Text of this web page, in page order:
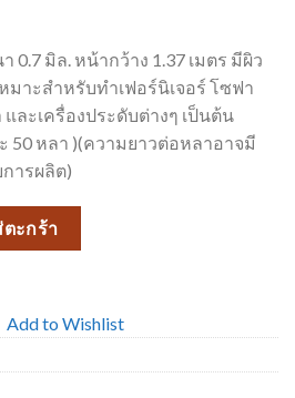
0.7 มิล. หน้ากว้าง 1.37 เมตร มีผิว
มาะสำหรับทำเฟอร์นิเจอร์ โซฟา
และเครื่องประดับต่างๆ เป็นต้น
50 หลา )(ความยาวต่อหลาอาจมี
ารผลิต)
ะกร้า
Add to Wishlist